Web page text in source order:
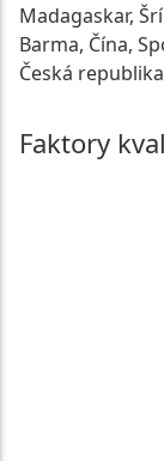
Madagaskar,
Barma, Čína,
Česká
Faktory